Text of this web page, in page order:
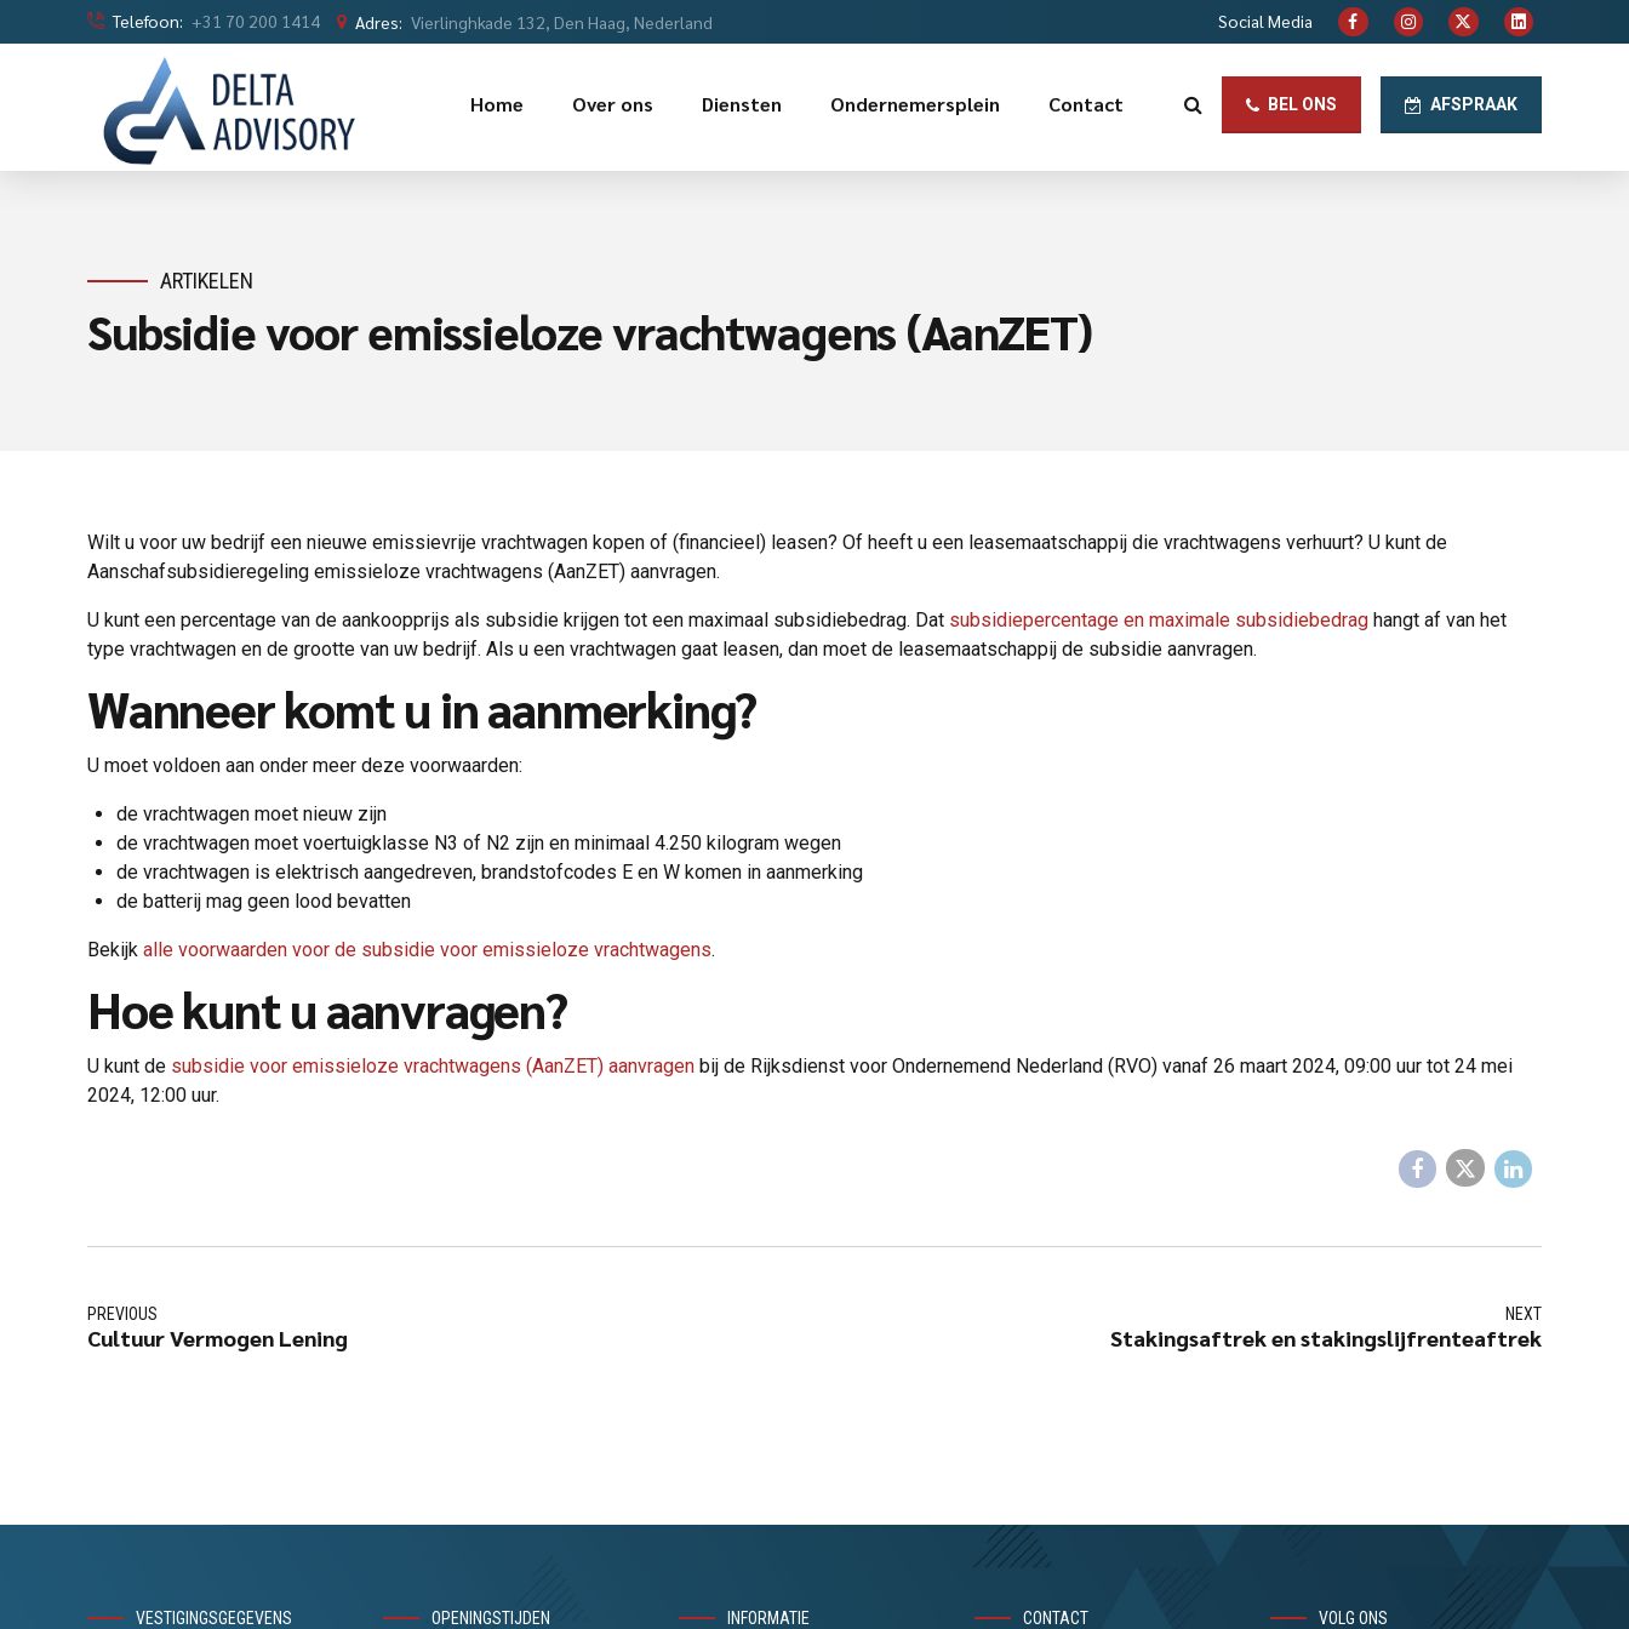
Telefoon: +31 70 200 1414 Adres: Vierlinghkade 132, Den Haag, Nederland Social Media
BEL ONS AFSPRAAK
Home Over ons Diensten Ondernemersplein Contact
ARTIKELEN
Subsidie voor emissieloze vrachtwagens (AanZET)
Wilt u voor uw bedrijf een nieuwe emissievrije vrachtwagen kopen of (financieel) leasen? Of heeft u een leasemaatschappij die vrachtwagens verhuurt? U kunt de
Aanschafsubsidieregeling emissieloze vrachtwagens (AanZET) aanvragen.
U kunt een percentage van de aankoopprijs als subsidie krijgen tot een maximaal subsidiebedrag. Dat subsidiepercentage en maximale subsidiebedrag hangt af van het
type vrachtwagen en de grootte van uw bedrijf. Als u een vrachtwagen gaat leasen, dan moet de leasemaatschappij de subsidie aanvragen.
Wanneer komt u in aanmerking?
U moet voldoen aan onder meer deze voorwaarden:
de vrachtwagen moet nieuw zijn
de vrachtwagen moet voertuigklasse N3 of N2 zijn en minimaal 4.250 kilogram wegen
de vrachtwagen is elektrisch aangedreven, brandstofcodes E en W komen in aanmerking
de batterij mag geen lood bevatten
Bekijk alle voorwaarden voor de subsidie voor emissieloze vrachtwagens.
Hoe kunt u aanvragen?
U kunt de subsidie voor emissieloze vrachtwagens (AanZET) aanvragen bij de Rijksdienst voor Ondernemend Nederland (RVO) vanaf 26 maart 2024, 09:00 uur tot 24 mei
2024, 12:00 uur.
PREVIOUS
Cultuur Vermogen Lening
NEXT
Stakingsaftrek en stakingslijfrenteaftrek
VESTIGINGSGEGEVENS OPENINGSTIJDEN INFORMATIE CONTACT VOLG ONS